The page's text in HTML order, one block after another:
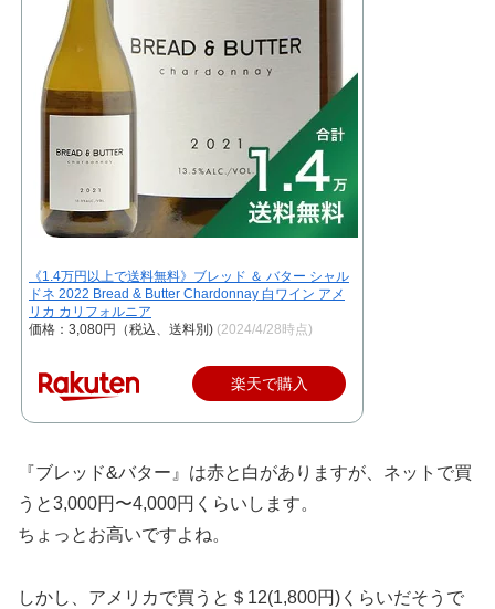
《1.4万円以上で送料無料》ブレッド ＆ バター シャル
ドネ 2022 Bread & Butter Chardonnay 白ワイン アメ
リカ カリフォルニア
価格：3,080円（税込、送料別) (2024/4/28時点)
楽天で購入
『ブレッド&バター』は赤と白がありますが、ネットで買
うと3,000円〜4,000円くらいします。
ちょっとお高いですよね。
しかし、アメリカで買うと＄12(1,800円)くらいだそうで